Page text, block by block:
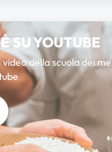
SU YOUTUBE
della scuola dei